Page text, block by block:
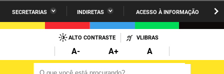
PARA
CONTEÚDO
SECRETARIAS INDIRETAS ACESSO À INFORMAÇÃO
Administração Penitenciária
Agricultura Familiar e Desenvolvimento do Semiárido
ARPB
ALTO CONTRASTE VLIBRAS
A- A+
A
O que você está procurando?